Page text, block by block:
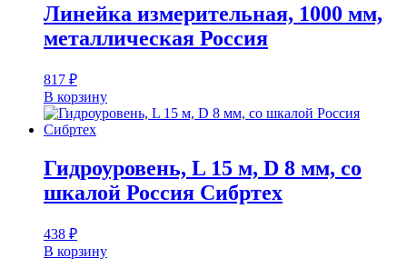
Линейка измерительная, 1000 мм,
металлическая Россия
817 ₽
В корзину
Гидроуровень, L 15 м, D 8 мм, со
шкалой Россия Сибртех
438 ₽
В корзину